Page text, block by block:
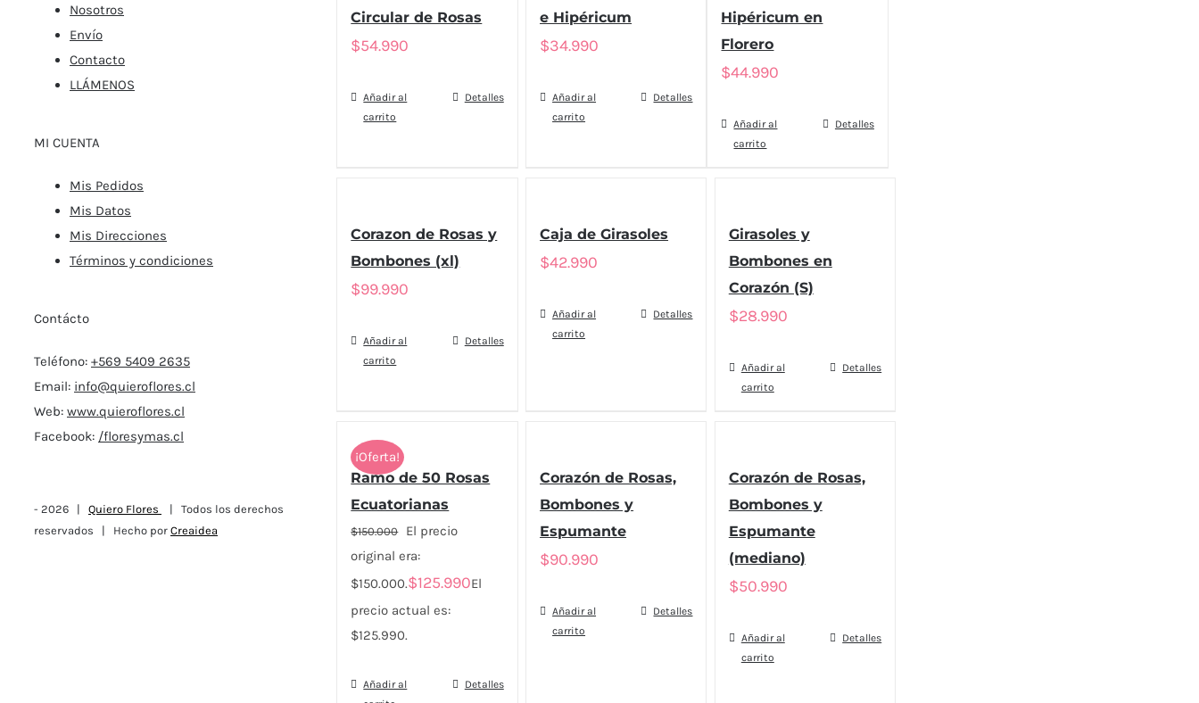
Circular de Rosas
$54.990
Añadir al
carrito
Detalles
e Hipéricum
$34.990
Añadir al
carrito
Detalles
Hipéricum en
Florero
$44.990
Añadir al
carrito
Detalles
Corazon de Rosas y
Bombones (xl)
$99.990
Añadir al
carrito
Detalles
Caja de Girasoles
$42.990
Añadir al
carrito
Detalles
Girasoles y
Bombones en
Corazón (S)
$28.990
Añadir al
carrito
Detalles
¡Oferta!
Ramo de 50 Rosas
Ecuatorianas
$150.000
El precio
original era:
$150.000.$125.990El
precio actual es:
$125.990.
Añadir al
Detalles
Corazón de Rosas,
Bombones y
Espumante
$90.990
Añadir al
carrito
Detalles
Corazón de Rosas,
Bombones y
Espumante
(mediano)
$50.990
Añadir al
carrito
Detalles
Nosotros
Envío
Contacto
LLÁMENOS
MI CUENTA
Mis Pedidos
Mis Datos
Mis Direcciones
Términos y condiciones
Contácto
Teléfono: +569 5409 2635
Email: info@quieroflores.cl
Web: www.quieroflores.cl
Facebook: /floresymas.cl
- 2026 | Quiero Flores
| Todos los derechos
reservados | Hecho por Creaidea